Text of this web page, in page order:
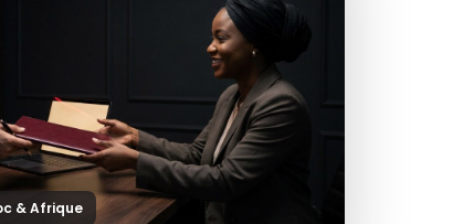
& Afrique